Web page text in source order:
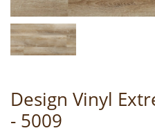
REFERENCE
SOUTĚŽ
Design Vinyl
- 5009